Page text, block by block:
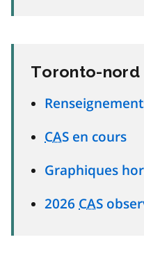
Toronto-nord
CAS en cours
Graphiques
2026 CAS